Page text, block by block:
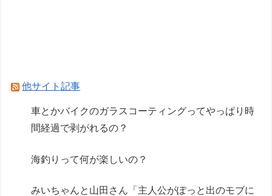
時間経過で剥がれるの？
Powered by livedoor 相互RSS
他サイト記事
車とかバイクのガラスコーティングってやっぱり時
間経過で剥がれるの？
海釣りって何が楽しいの？
みいちゃんと山田さん「主人公がぽっと出のモブに